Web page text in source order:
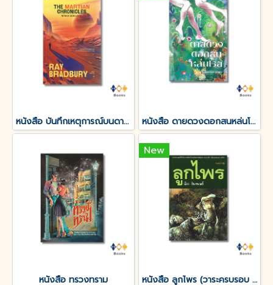
หนังสือ บันทึกเหตุการณ์บนดาวอังคาร THE MARTIAN CHRONICLES หนังสือ ดายดวงดอกสนหล่นโรย
หนังสือ ทรวงทราม
New
หนังสือ ลูกไพร (วาระครบรอบ 120 ปีชาตกาลมาลัย ชูพินิจ)